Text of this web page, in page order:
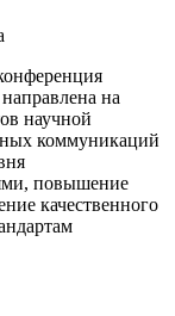
на
научной
коммуникаций
повышение
качественного